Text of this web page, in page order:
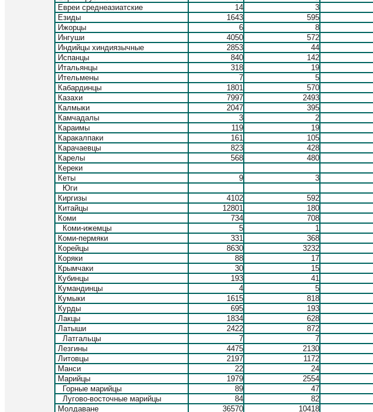
Евреи среднеазиатские
14 3
Езиды
1643 595
Ижорцы
6 8
Ингуши
4050 572
Индийцы хиндиязычные
2853 44
Испанцы
840 142
Итальянцы
318 19
Ительмены
7 5
Кабардинцы
1801 570
Казахи
7997 2493
Калмыки
2047 395
Камчадалы
3 2
Караимы
119 19
Каракалпаки
161 105
Карачаевцы
823 428
Карелы
568 480
Кереки
Кеты
9 3
Юги
Киргизы
4102 592
Китайцы
12801 180
Коми
734 708
Коми-ижемцы
5 1
Коми-пермяки
331 368
Корейцы
8630 3232
Коряки
88 17
Крымчаки
30 15
Кубинцы
193 41
Кумандинцы
4 5
Кумыки
1615 818
Курды
695 193
Лакцы
1834 628
Латыши
2422 872
Латгальцы
7 7
Лезгины
4475 2130
Литовцы
2197 1172
Манси
22 24
Марийцы
1979 2554
Горные марийцы
89 47
Лугово-восточные марийцы
84 82
Молдаване
36570 10418